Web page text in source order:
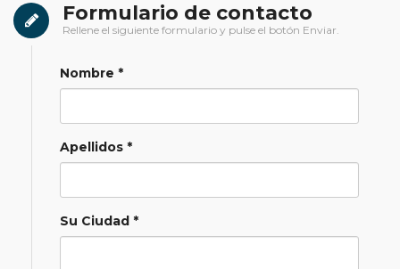
Formulario de contacto
Rellene el siguiente formulario y pulse el botón Enviar.
Nombre *
Apellidos *
Su Ciudad *